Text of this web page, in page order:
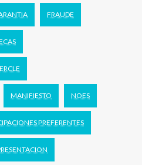
FRAUDE
MANIFIESTO NOES
PREFERENTES